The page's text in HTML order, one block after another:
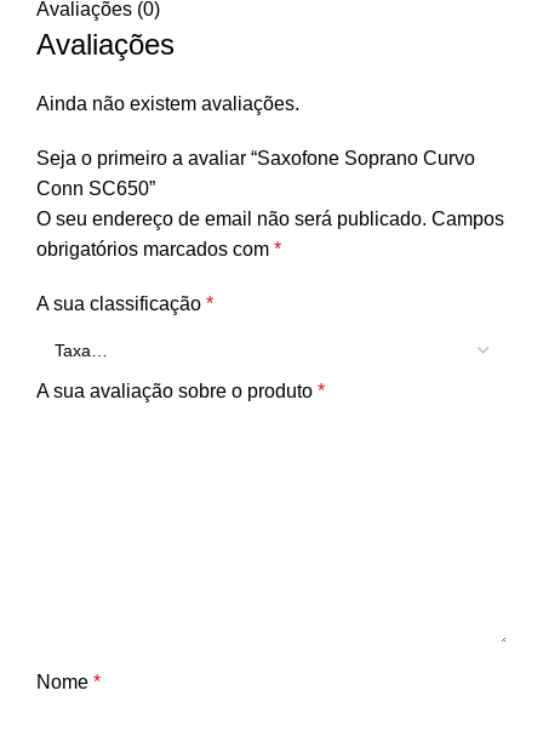
Avaliações (0)
Avaliações
Ainda não existem avaliações.
Seja o primeiro a avaliar “Saxofone Soprano Curvo
Conn SC650”
O seu endereço de email não será publicado. Campos
obrigatórios marcados com *
A sua classificação *
A sua avaliação sobre o produto *
Nome *